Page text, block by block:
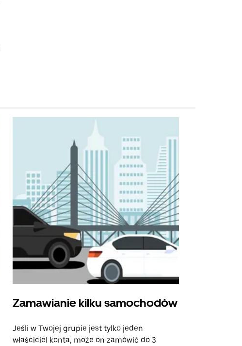
Zamawianie kilku samochodów
Jeśli w Twojej grupie jest tylko jeden
właściciel konta, może on zamówić do 3